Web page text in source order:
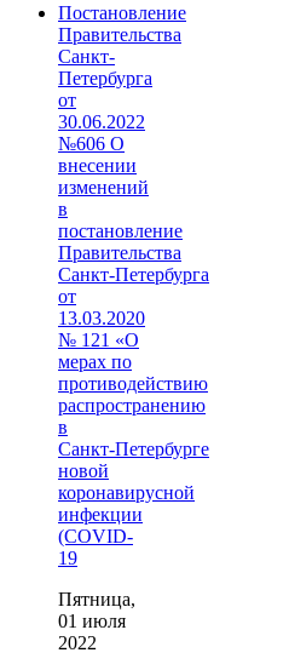
Постановление
Правительства
Санкт-
Петербурга
от
30.06.2022
№606 О
внесении
изменений
в
постановление
Правительства
Санкт‑Петербурга
от
13.03.2020
№ 121 «О
мерах по
противодействию
распространению
в
Санкт‑Петербурге
новой
коронавирусной
инфекции
(COVID-
19
Пятница,
01 июля
2022